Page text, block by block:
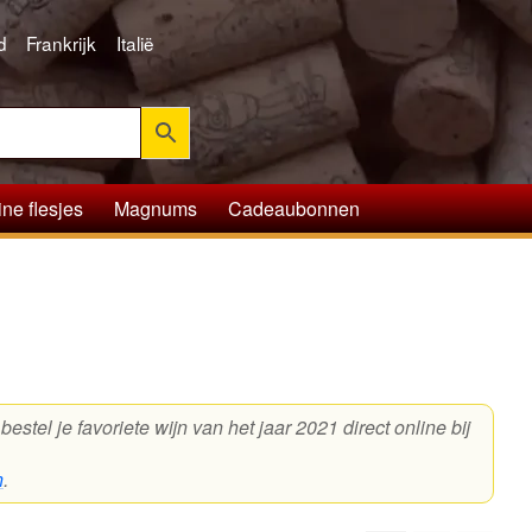
Frankrijk
Italië
flesjes Magnums Cadeaubonnen
je favoriete wijn van het jaar 2021 direct online bij
.